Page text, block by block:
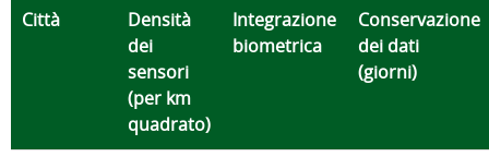
Città
Densità
dei
sensori
(per km
quadrato)
Integrazione
biometrica
Conservazione
dei dati
(giorni)